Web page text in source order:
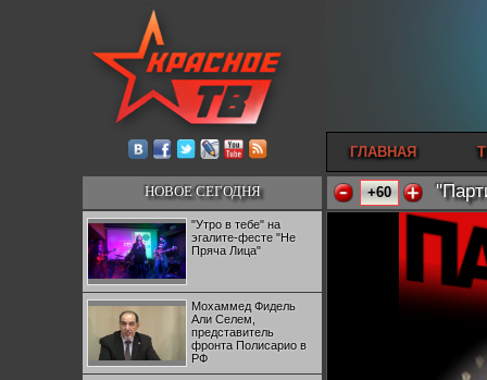
ГЛАВНАЯ
НОВОЕ СЕГОДНЯ
"Утро в тебе" на
эгалите-фесте "Не
Пряча Лица"
Мохаммед Фидель
Али Селем,
представитель
фронта Полисарио в
РФ
+60